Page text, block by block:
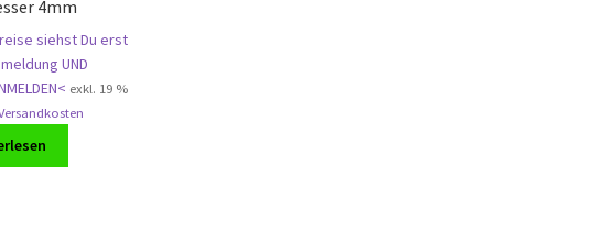
4mm
siehst Du erst
UND
exkl. 19 %